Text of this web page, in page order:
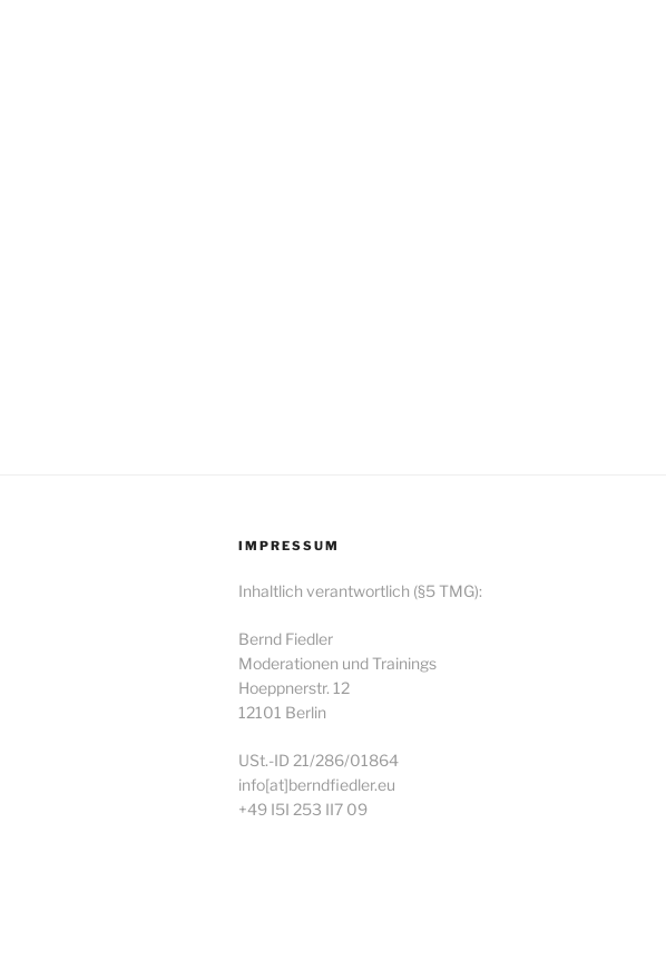
IMPRESSUM
Inhaltlich verantwortlich (§5 TMG):
Bernd Fiedler
Moderationen und Trainings
Hoeppnerstr. 12
12101 Berlin
USt.-ID 21/286/01864
info[at]berndfiedler.eu
+49 I5I 253 II7 09